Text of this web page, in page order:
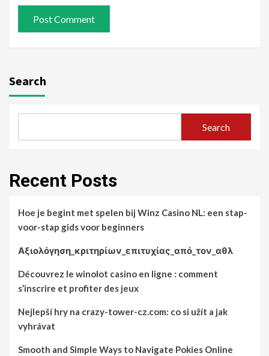
Search
Search
Recent Posts
Hoe je begint met spelen bij Winz Casino NL: een stap-
voor-stap gids voor beginners
Αξιολόγηση_κριτηρίων_επιτυχίας_από_τον_αθλ
Découvrez le winolot casino en ligne : comment
s’inscrire et profiter des jeux
Nejlepší hry na crazy-tower-cz.com: co si užít a jak
vyhrávat
Smooth and Simple Ways to Navigate Pokies Online